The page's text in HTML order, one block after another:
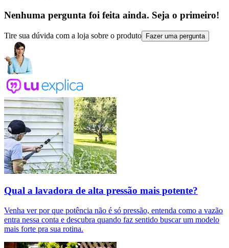
Nenhuma pergunta foi feita ainda. Seja o primeiro!
Tire sua dúvida com a loja sobre o produto Fazer uma pergunta
Qual a lavadora de alta pressão mais potente?
Venha ver por que potência não é só pressão, entenda como a vazão
entra nessa conta e descubra quando faz sentido buscar um modelo
mais forte pra sua rotina.